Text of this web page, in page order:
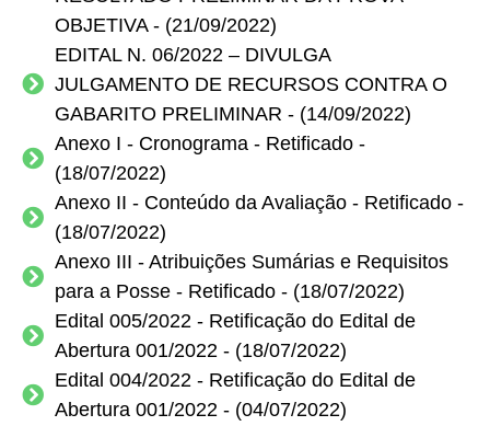
OBJETIVA - (21/09/2022)
EDITAL N. 06/2022 – DIVULGA
JULGAMENTO DE RECURSOS CONTRA O
GABARITO PRELIMINAR - (14/09/2022)
Anexo I - Cronograma - Retificado -
(18/07/2022)
Anexo II - Conteúdo da Avaliação - Retificado -
(18/07/2022)
Anexo III - Atribuições Sumárias e Requisitos
para a Posse - Retificado - (18/07/2022)
Edital 005/2022 - Retificação do Edital de
Abertura 001/2022 - (18/07/2022)
Edital 004/2022 - Retificação do Edital de
Abertura 001/2022 - (04/07/2022)